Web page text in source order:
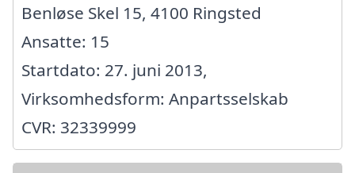
Benløse Skel 15, 4100 Ringsted
Ansatte: 15
Startdato: 27. juni 2013,
Virksomhedsform: Anpartsselskab
CVR: 32339999